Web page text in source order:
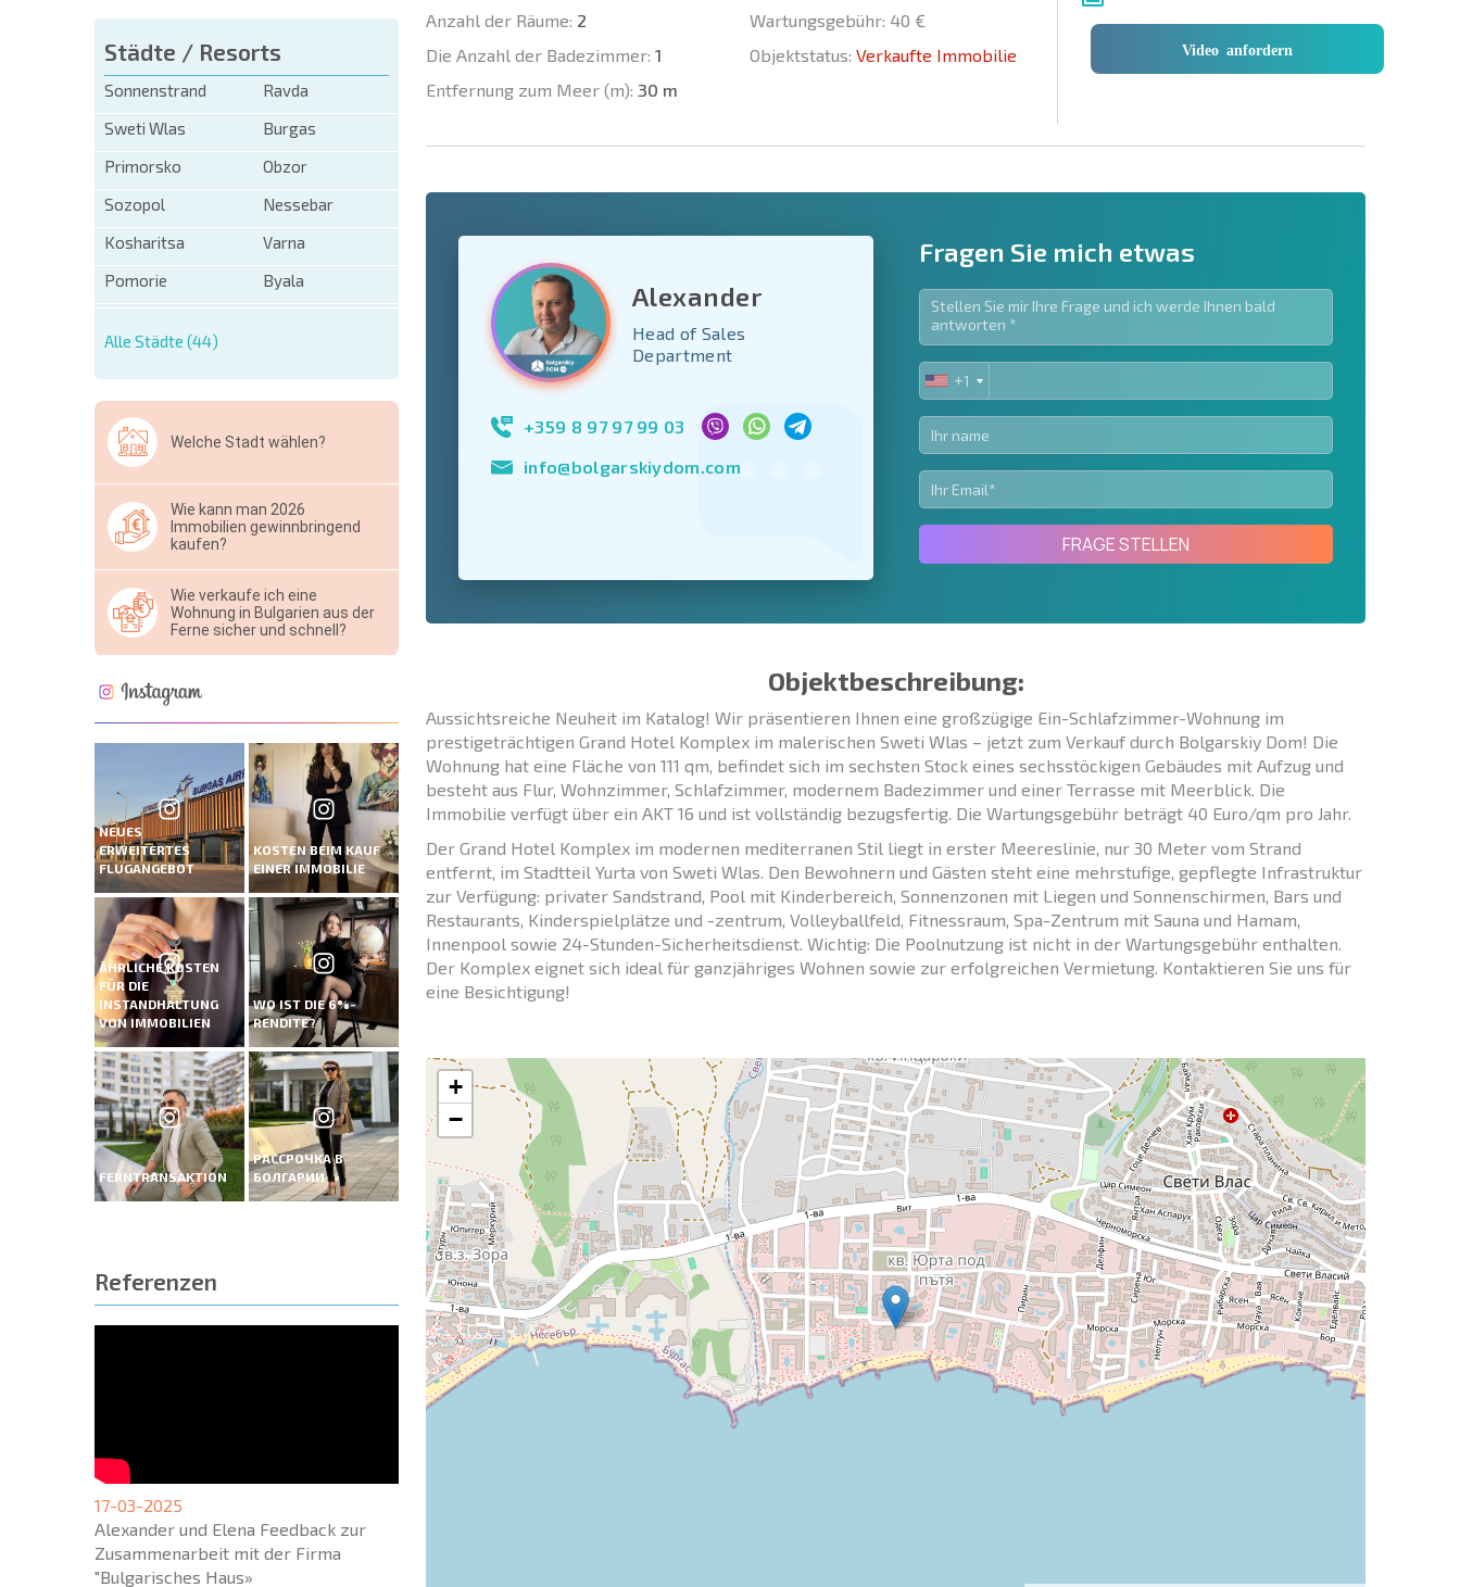
Städte / Resorts
Sonnenstrand
Ravda
Sweti Wlas
Burgas
Primorsko
Obzor
Sozopol
Nessebar
Kosharitsa
Varna
Pomorie
Byala
Alle Städte (44)
Welche Stadt wählen?
Wie kann man 2026
Immobilien gewinnbringend
kaufen?
Wie verkaufe ich eine
Wohnung in Bulgarien aus der
Ferne sicher und schnell?
NEUES
ERWEITERTES
FLUGANGEBOT
KOSTEN BEIM KAUF
EINER IMMOBILIE
ÄHRLICHE KOSTEN
FÜR DIE
INSTANDHALTUNG
VON IMMOBILIEN
WO IST DIE 6%-
RENDITE?
FERNTRANSAKTION
РАССРОЧКА В
БОЛГАРИИ
Referenzen
17-03-2025
Alexander und Elena Feedback zur
Zusammenarbeit mit der Firma
"Bulgarisches Haus»
Anzahl der Räume: 2
Die Anzahl der Badezimmer: 1
Entfernung zum Meer (m): 30 m
Wartungsgebühr: 40 €
Objektstatus: Verkaufte Immobilie Video anfordern
United
+1
* Benötigte Felder
Newsletter abonnieren | Durch Anklicken des Buttons stimmen Sie der
Nutzung Ihrer Daten zu.
Eine Nachricht schicken
Alexander
Head of Sales
Department
+359 8 97 97 99 03
info@bolgarskiydom.com
Fragen Sie mich etwas
UNITED
STATES
+1
+1
FRAGE STELLEN
Objektbeschreibung:
Aussichtsreiche Neuheit im Katalog! Wir präsentieren Ihnen eine großzügige Ein-Schlafzimmer-Wohnung im
prestigeträchtigen Grand Hotel Komplex im malerischen Sweti Wlas – jetzt zum Verkauf durch Bolgarskiy Dom! Die
Wohnung hat eine Fläche von 111 qm, befindet sich im sechsten Stock eines sechsstöckigen Gebäudes mit Aufzug und
besteht aus Flur, Wohnzimmer, Schlafzimmer, modernem Badezimmer und einer Terrasse mit Meerblick. Die
Immobilie verfügt über ein AKT 16 und ist vollständig bezugsfertig. Die Wartungsgebühr beträgt 40 Euro/qm pro Jahr.
Der Grand Hotel Komplex im modernen mediterranen Stil liegt in erster Meereslinie, nur 30 Meter vom Strand
entfernt, im Stadtteil Yurta von Sweti Wlas. Den Bewohnern und Gästen steht eine mehrstufige, gepflegte Infrastruktur
zur Verfügung: privater Sandstrand, Pool mit Kinderbereich, Sonnenzonen mit Liegen und Sonnenschirmen, Bars und
Restaurants, Kinderspielplätze und -zentrum, Volleyballfeld, Fitnessraum, Spa-Zentrum mit Sauna und Hamam,
Innenpool sowie 24-Stunden-Sicherheitsdienst. Wichtig: Die Poolnutzung ist nicht in der Wartungsgebühr enthalten.
Der Komplex eignet sich ideal für ganzjähriges Wohnen sowie zur erfolgreichen Vermietung. Kontaktieren Sie uns für
eine Besichtigung!
+
−